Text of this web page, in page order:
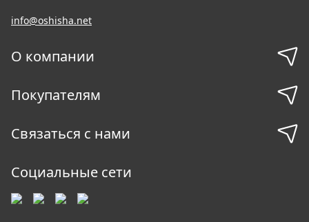
info@oshisha.net
О компании
Покупателям
Связаться с нами
Социальные сети